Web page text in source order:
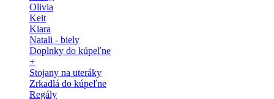
Olivia
Keit
Kiara
Natali - biely
Doplnky do kúpeľne
+
Stojany na uteráky
Zrkadlá do kúpeľne
Regály